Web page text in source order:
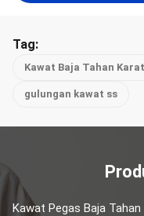
Tag:
Kawat Baja Tahan Karat
gulungan kawat ss
Kawat Pegas Baja